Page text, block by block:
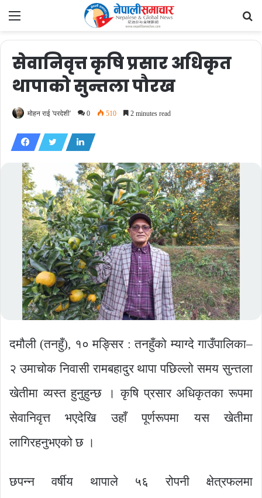
Menu
सेवानिवृत्त कृषि प्रसार अधिकृत
थापाको सुन्तला पौरख
मोहन राई 'परदेशी' 0 510 2 minutes read
दमौली (तनहुँ), १० मङ्सिर : तनहुँको म्याग्दे गाउँपालिका–
२ उमाचोक निवासी रामबहादुर थापा पछिल्लो समय सुन्तला
खेतीमा व्यस्त हुनुहुन्छ । कृषि प्रसार अधिकृतका रूपमा
सेवानिवृत्त भएदेखि उहाँ पूर्णरूपमा यस खेतीमा
लागिरहनुभएको छ ।
छपन्न वर्षीय थापाले ५६ रोपनी क्षेत्रफलमा